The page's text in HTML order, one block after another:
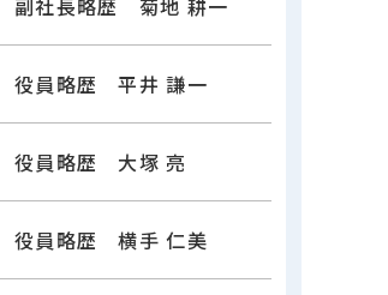
役員略歴 平井 謙一
役員略歴 大塚 亮
役員略歴 横手 仁美